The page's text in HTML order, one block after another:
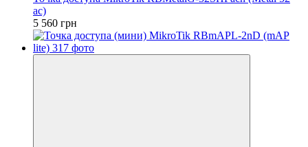
ac)
5 560 грн